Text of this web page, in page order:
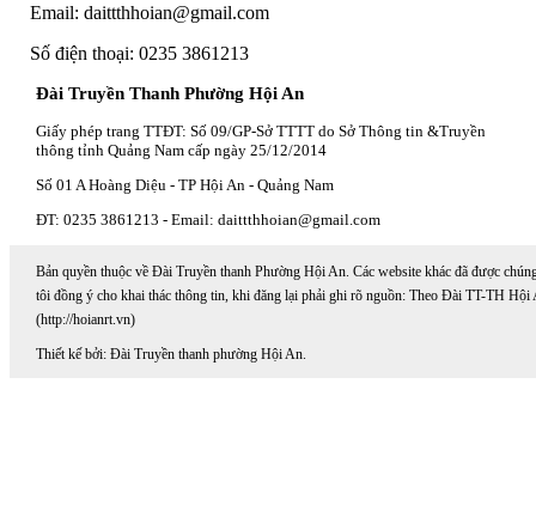
Email: daittthhoian@gmail.com
Số điện thoại: 0235 3861213
Đài Truyền Thanh Phường Hội An
Giấy phép trang TTĐT: Số 09/GP-Sở TTTT do Sở Thông tin &Truyền
thông tỉnh Quảng Nam cấp ngày 25/12/2014
Số 01 A Hoàng Diệu - TP Hội An - Quảng Nam
ĐT: 0235 3861213 - Email: daittthhoian@gmail.com
Bản quyền thuộc về Đài Truyền thanh Phường Hội An. Các website khác đã được
tôi đồng ý cho khai thác thông tin, khi đăng lại phải ghi rõ nguồn: Theo Đài TT-TH Hội
(http://hoianrt.vn)
Thiết kế bởi: Đài Truyền thanh phường Hội An.